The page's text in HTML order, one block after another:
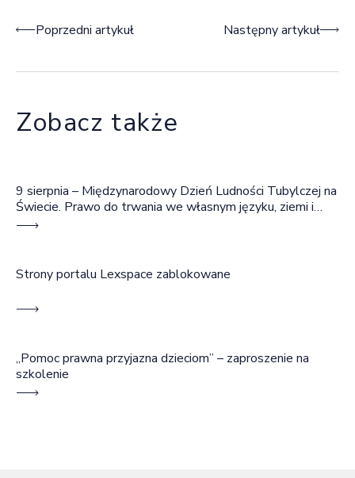
Nawigacja wpisu
Poprzedni artykuł Następny artykuł
Zobacz także
9 sierpnia – Międzynarodowy Dzień Ludności Tubylczej na
Świecie. Prawo do trwania we własnym języku, ziemi i
wspólnocie
Strony portalu Lexspace zablokowane
„Pomoc prawna przyjazna dzieciom” – zaproszenie na
szkolenie